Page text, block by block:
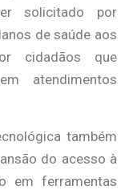
solicitado por
de saúde aos
cidadãos que
atendimentos
também
do acesso à
em ferramentas